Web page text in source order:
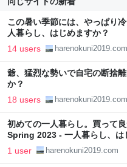
この暑い季節には、やっぱり
人暮らし、はじめますか？
14 users harenokuni2019.com
爺、猛烈な勢いで自宅の断捨
か？
18 users harenokuni2019.com
初めての一人暮らし。買っ
Spring 2023 - 一人暮らし、は
1 user harenokuni2019.com